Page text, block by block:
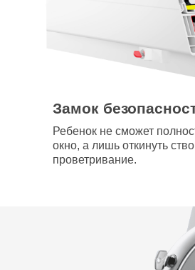
Замок
Ребенок не сможет
окно, а лишь откинуть
проветривание.